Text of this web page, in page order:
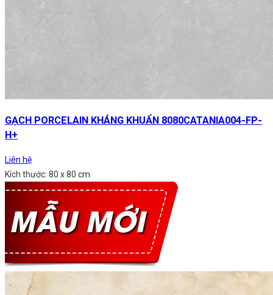
GẠCH PORCELAIN KHÁNG KHUẨN 8080CATANIA004-FP-
H+
Liên hệ
Kích thước: 80 x 80 cm